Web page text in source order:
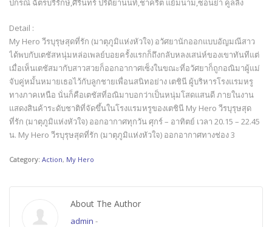
ปกรณ์ ฉัตรบริรักษ์,ศิรินทร์ ปรีดียานนท์,ชาคริต แย้มนาม,ซอนย่า คูลลิ่ง
Detail :
My Hero วีรบุรุษสุดที่รัก (มาตุภูมิแห่งหัวใจ) ​อวัศยานักออกแบบอัญมณีสาว
ได้พบกับเตชัสหนุ่มหล่อเพลย์บอยครั้งแรกก็ถึงกลับหลงเสน่ห์ของเขาทันทีแต่
เมื่อเห็นเตชัสมากับสาวสวยก็ออกอากาศเซ็งในขณะที่อวัศยาก็ถูกอณิมาผู้แม่
จับคู่หมั้นหมายเธอไว้กับลูกชายเพื่อนสนิทอย่าง เตชินี ผู้บริหารโรงแรมหรู
ทางภาคเหนือ นั่นก็คือเตชัสที่อณิมาบอกว่าเป็นหนุ่มโสดแสนดี ภายในงาน
แสดงสินค้าระดับชาติที่จัดขึ้นในโรงแรมหรูของเตชินี My Hero วีรบุรุษสุด
ที่รัก (มาตุภูมิแห่งหัวใจ) ออกอากาศทุกวัน ศุกร์ – อาทิตย์ เวลา 20.15 – 22.45
น. My Hero วีรบุรุษสุดที่รัก (มาตุภูมิแห่งหัวใจ) ออกอากาศทางช่อง 3
Category: Action, My Hero
About The Author
admin -